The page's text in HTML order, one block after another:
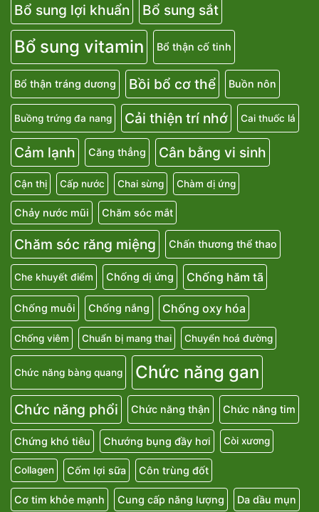
Bổ sung lợi khuẩn Bổ sung sắt
Bổ sung vitamin Bổ thận cố tinh
Bổ thận tráng dương Bồi bổ cơ thể Buồn nôn
Buồng trứng đa nang Cải thiện trí nhớ Cai thuốc lá
Cảm lạnh Căng thẳng Cân bằng vi sinh
Cận thị Cấp nước Chai sừng Chàm dị ứng
Chảy nước mũi Chăm sóc mắt
Chăm sóc răng miệng Chấn thương thể thao
Che khuyết điểm Chống dị ứng Chống hăm tã
Chống muỗi Chống nắng Chống oxy hóa
Chống viêm Chuẩn bị mang thai Chuyển hoá đường
Chức năng bàng quang Chức năng gan
Chức năng phổi Chức năng thận Chức năng tim
Chứng khó tiêu Chướng bụng đầy hơi Còi xương
Collagen Cốm lợi sữa Côn trùng đốt
Cơ tim khỏe mạnh Cung cấp năng lượng Da dầu mụn